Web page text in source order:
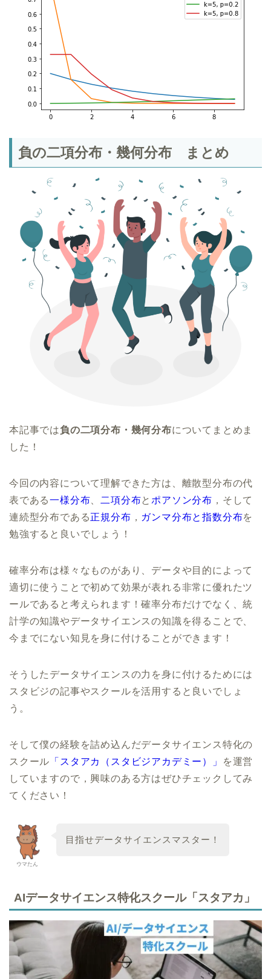
負の二項分布・幾何分布 まとめ
本記事では負の二項分布・幾何分布についてまとめま
した！
今回の内容について理解できた方は、離散型分布の代
表である一様分布 二項分布と ポアソン分布 ，そして
連続型分布である正規分布 ， ガンマ分布と指数分布を
勉強すると良いでしょう！
確率分布は様々なものがあり、データや目的によって
適切に使うことで初めて効果が表れる非常に優れたツ
ールであると考えられます！確率分布だけでなく、統
計学の知識やデータサイエンスの知識を得ることで、
今までにない知見を身に付けることができます！
そうしたデータサイエンスの力を身に付けるためには
スタビジの記事やスクールを活用すると良いでしょ
う。
そして僕の経験を詰め込んだデータサイエンス特化の
スクール 「スタアカ（スタビジアカデミー）」
を運営
していますので，興味のある方はぜひチェックしてみ
てください！
ウマたん
目指せデータサイエンスマスター！
AIデータサイエンス特化スクール「スタアカ」